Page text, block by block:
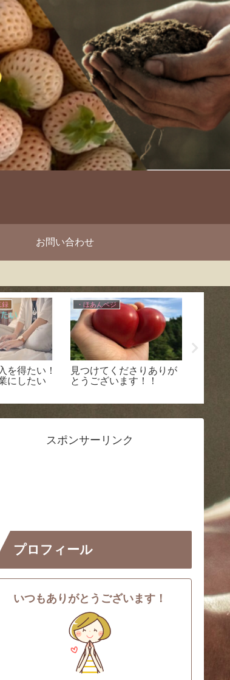
お問い合わせ
録
を得たい！
にしたい
・ほあんベジ
見つけてくださりありが
とうございます！！
スポンサーリンク
プロフィール
いつもありがとうございます！